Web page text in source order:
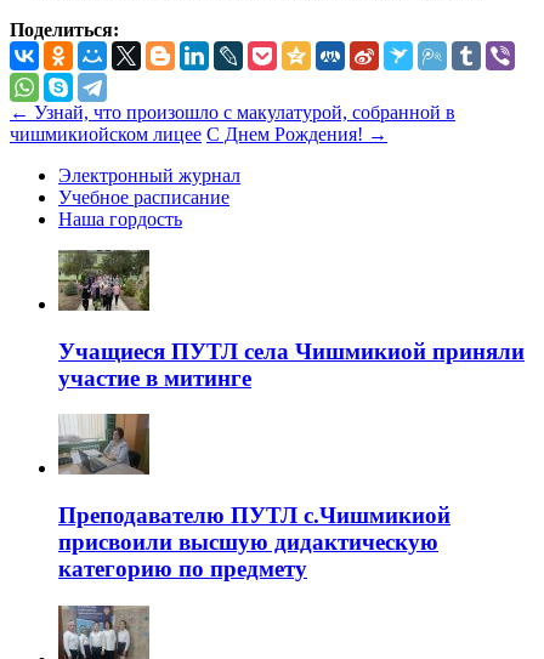
Поделиться:
← Узнай, что произошло с макулатурой, собранной в
чишмикиойском лицее С Днем Рождения! →
Электронный журнал
Учебное расписание
Наша гордость
Учащиеся ПУТЛ села Чишмикиой приняли
участие в митинге
Преподавателю ПУТЛ с.Чишмикиой
присвоили высшую дидактическую
категорию по предмету